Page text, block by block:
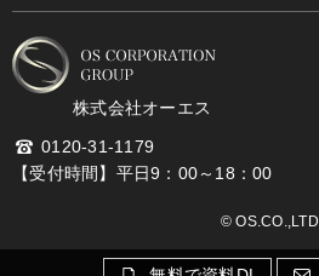
株式会社オーエス
0120-31-1179
【受付時間】平日9：00～18：00
© OS.CO.,LTD.